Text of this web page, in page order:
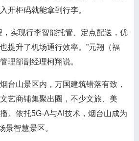
开柜码就能拿到行李。
实现行李智能托管、定点配送，优
提升了机场通行效率。”元翔（福
理部副经理柯翔说。
山景区内，万国建筑错落有致，
艺商铺集聚出圈，不少文旅、美
。依托5G-A与AI技术，烟台山成为
景智慧景区。